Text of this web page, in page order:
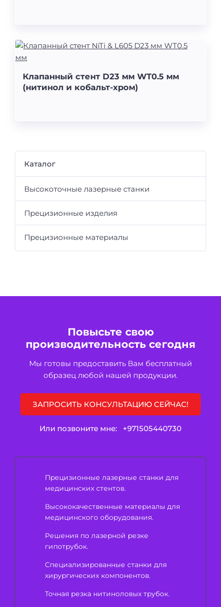
Клапанный стент D23 мм WT0.5 мм
(нитинол и кобальт-хром)
Каталог
Высокоточные лазерные станки
Прецизионные изделия
Прецизионные материалы
Повысьте свою
производительность сегодня
Мы готовы предоставить Вам бесплатный
образец любой нашей продукции.
ЗАПРОСИТЬ КОНСУЛЬТАЦИЮ СЕЙЧАС!
Или позвоните мне: +971505440730
Прецизионные лазерные станки для
медицинских стентов.
Высококачественные материалы для
медицинского оборудования.
Решения по лазерной резке
гипотрубок.
Специализированные станки для
хирургических компонентов.
Точная резка нитиноловых трубок.